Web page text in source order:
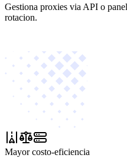
Gestiona proxies via API o
rotacion.
Mayor costo-eficiencia